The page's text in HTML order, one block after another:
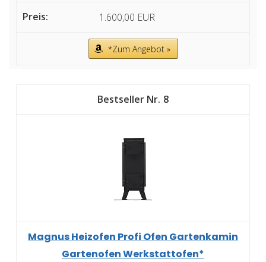
1.600,00 EUR
*Zum Angebot »
8
Magnus Heizofen Profi Ofen Gartenkamin
Gartenofen Werkstattofen*